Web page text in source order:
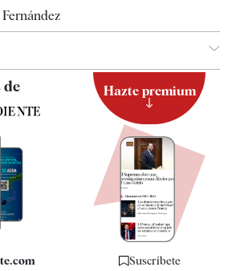
de Hazte premium
Suscríbete